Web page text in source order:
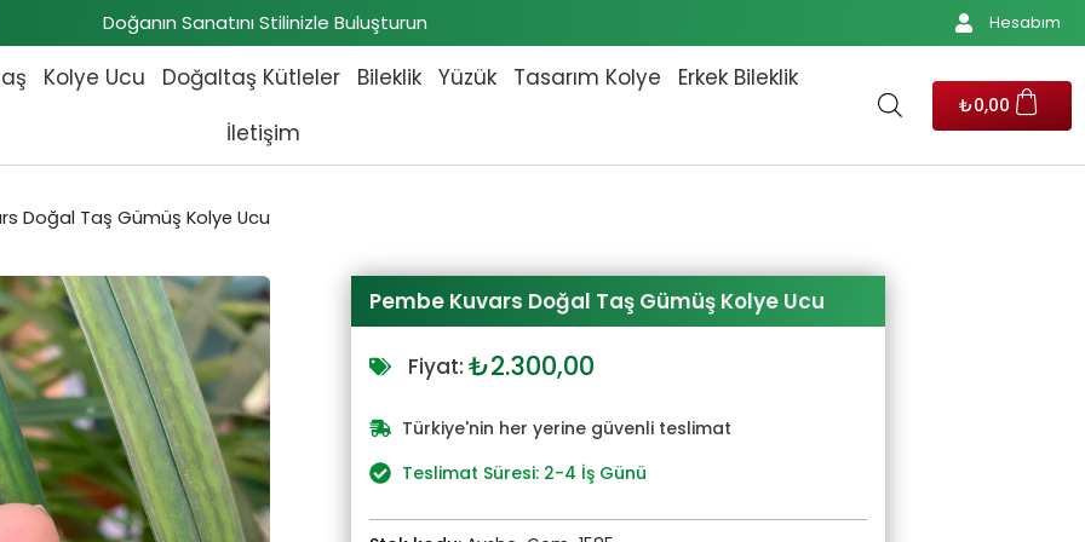
Doğanın Sanatını Stilinizle Buluşturun Hesabım
Kolye Ucu Doğaltaş Kütleler Bileklik Yüzük Tasarım Kolye
Erkek Bileklik
İletişim
₺0,00
Doğal Taş Gümüş Kolye Ucu
Pembe Kuvars Doğal Taş Gümüş Kolye Ucu
Fiyat: Orijinal
₺2.530,00.
₺2.300,00
fiyat:
₺2.300,00.
Türkiye'nin her yerine güvenli teslimat
Teslimat Süresi: 2-4 İş Günü